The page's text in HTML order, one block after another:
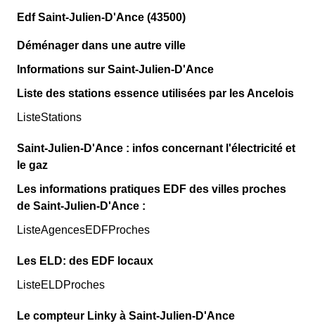
Edf Saint-Julien-D'Ance (43500)
Déménager dans une autre ville
Informations sur Saint-Julien-D'Ance
Liste des stations essence utilisées par les Ancelois
ListeStations
Saint-Julien-D'Ance : infos concernant l'électricité et
le gaz
Les informations pratiques EDF des villes proches
de Saint-Julien-D'Ance :
ListeAgencesEDFProches
Les ELD: des EDF locaux
ListeELDProches
Le compteur Linky à Saint-Julien-D'Ance